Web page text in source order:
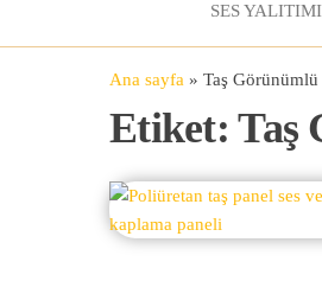
SES YALITIMI
Ana sayfa » Taş Görünümlü
Etiket:Taş